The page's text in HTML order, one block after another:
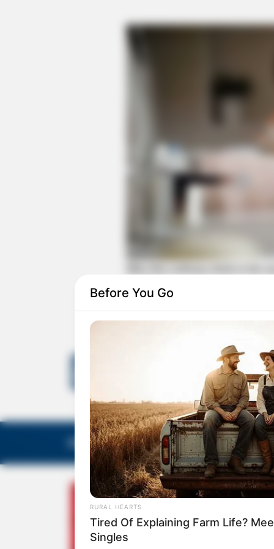
EDITORIAS GALERIA DE FOTOS NOTA DE
Before You Go
RURAL HEARTS
Tired Of Explaining Farm Life?
Singles